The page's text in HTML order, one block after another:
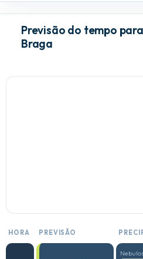
Previsão do tempo
Braga
HORA PREVISÃO